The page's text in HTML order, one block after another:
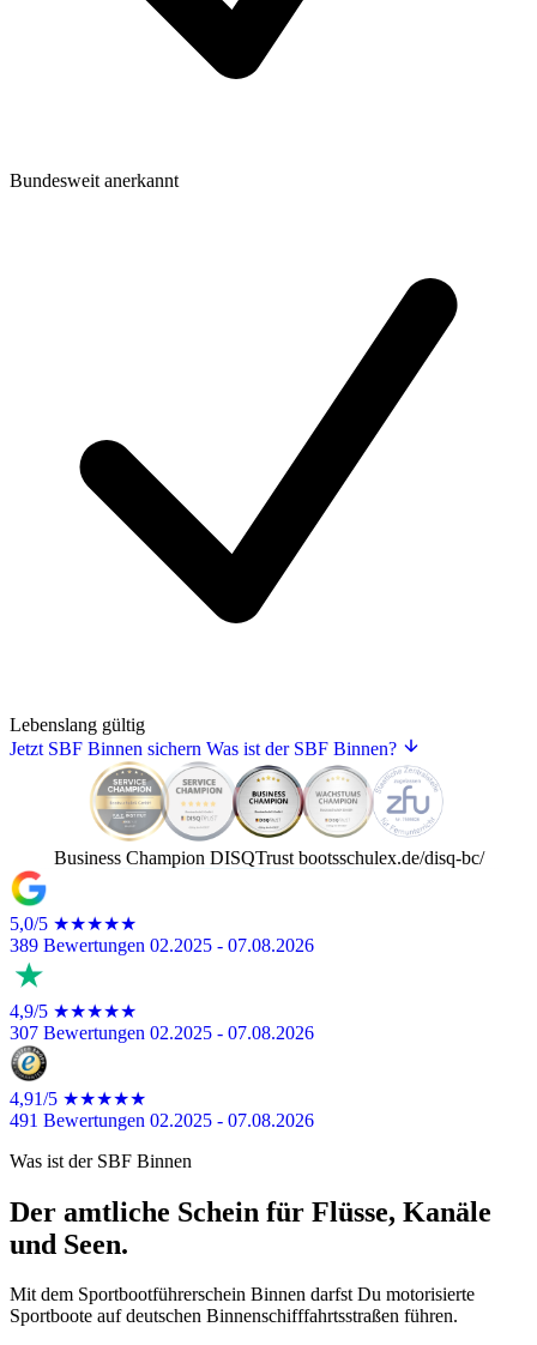
Bundesweit anerkannt
Lebenslang gültig
Jetzt SBF Binnen sichern Was ist der SBF Binnen?
Wachstums-Champion DISQTrust bootsschulex.de/disq-wc/
5,0/5 ★★★★★
389 Bewertungen 02.2025 - 07.08.2026
4,9/5 ★★★★★
307 Bewertungen 02.2025 - 07.08.2026
4,91/5 ★★★★★
491 Bewertungen 02.2025 - 07.08.2026
Was ist der SBF Binnen
Der amtliche Schein für Flüsse, Kanäle
und Seen.
Mit dem Sportbootführerschein Binnen darfst Du motorisierte
Sportboote auf deutschen Binnenschifffahrtsstraßen führen.